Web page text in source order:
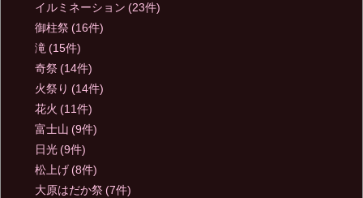
イルミネーション (23件)
御柱祭 (16件)
滝 (15件)
奇祭 (14件)
火祭り (14件)
花火 (11件)
富士山 (9件)
日光 (9件)
松上げ (8件)
大原はだか祭 (7件)